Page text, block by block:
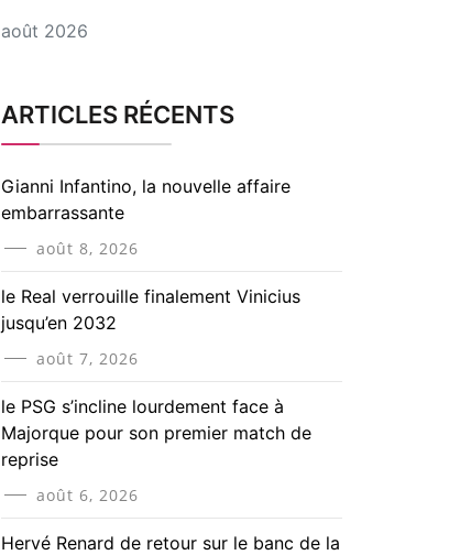
août 2026
ARTICLES RÉCENTS
Gianni Infantino, la nouvelle affaire
embarrassante
août 8, 2026
le Real verrouille finalement Vinicius
jusqu’en 2032
août 7, 2026
le PSG s’incline lourdement face à
Majorque pour son premier match de
reprise
août 6, 2026
Hervé Renard de retour sur le banc de la